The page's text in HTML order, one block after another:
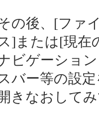
の後、[ファ
]または[現在
ビゲーショ
バー等の設
きなおして